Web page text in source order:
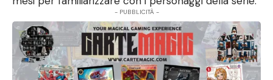
- PUBBLICITÀ -